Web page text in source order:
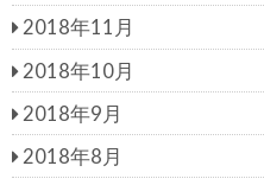
2018年11月
2018年10月
2018年9月
2018年8月